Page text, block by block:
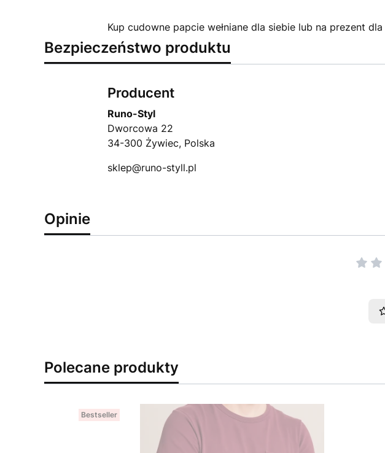
Kup cudowne papcie wełniane dla siebie lub na prezent
Bezpieczeństwo produktu
Producent
Runo-Styl
Dworcowa 22
34-300 Żywiec, Polska
sklep@runo-styll.pl
Opinie
Polecane produkty
Bestseller